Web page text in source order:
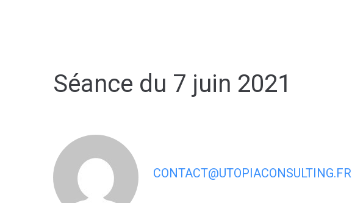
Séance du 7 juin 2021
CONTACT@UTOPIACONSULTING.FR